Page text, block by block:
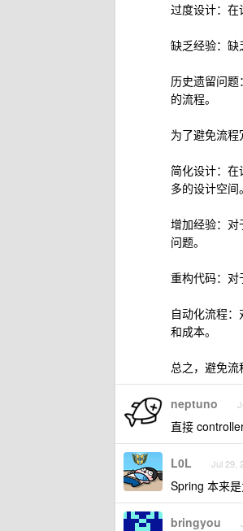
过度设计：在
缺乏经验：缺
历史遗留问
的流程。
为了避免流程
简化设计：
多的设计空间。
增加经验：
问题。
重构代码：对
自动化流程
和成本。
总之，避免流
neptuno
直接
L0L Jul 29,
Spring 本来
bringyou